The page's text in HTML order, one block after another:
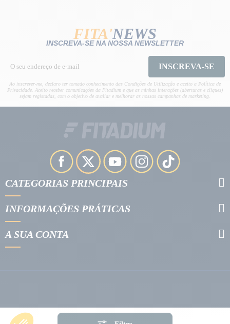
FITA'NEWS
INSCREVA-SE NA NOSSA NEWSLETTER
INSCREVA-SE
Ao inscrever-me, declaro ter tomado conhecimento das Condições de Utilização e aceito a Política de
Privacidade. Aceito receber comunicações da Fitadium e que as minhas interações (aberturas e cliques)
sejam registadas, com o objetivo de avaliar e melhorar as nossas campanhas de marketing.
CATEGORIAS PRINCIPAIS
INFORMAÇÕES PRÁTICAS
A SUA CONTA